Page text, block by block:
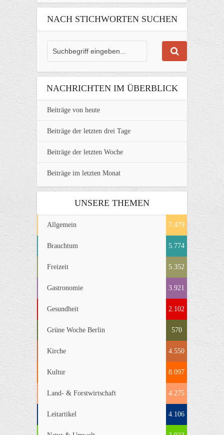
NACH STICHWORTEN SUCHEN
NACHRICHTEN IM ÜBERBLICK
Beiträge von heute
Beiträge der letzten drei Tage
Beiträge der letzten Woche
Beiträge im letzten Monat
UNSERE THEMEN
Allgemein 7.479
Brauchtum 5.774
Freizeit 5.352
Gastronomie 3.921
Gesundheit 2.102
Grüne Woche Berlin 570
Kirche 4.550
Kultur 8.097
Land- & Forstwirtschaft 4.275
Leitartikel 4.106